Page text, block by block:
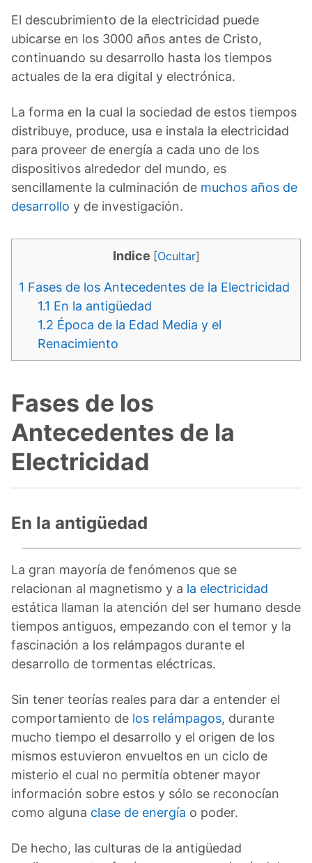
El descubrimiento de la electricidad puede
ubicarse en los 3000 años antes de Cristo,
continuando su desarrollo hasta los tiempos
actuales de la era digital y electrónica.
La forma en la cual la sociedad de estos tiempos
distribuye, produce, usa e instala la electricidad
para proveer de energía a cada uno de los
dispositivos alrededor del mundo, es
sencillamente la culminación de muchos años de
desarrollo y de investigación.
Indice [Ocultar]
1 Fases de los Antecedentes de la Electricidad
1.1 En la antigüedad
1.2 Época de la Edad Media y el
Renacimiento
Fases de los
Antecedentes de la
Electricidad
En la antigüedad
La gran mayoría de fenómenos que se
relacionan al magnetismo y a la electricidad
estática llaman la atención del ser humano desde
tiempos antiguos, empezando con el temor y la
fascinación a los relámpagos durante el
desarrollo de tormentas eléctricas.
Sin tener teorías reales para dar a entender el
comportamiento de los relámpagos, durante
mucho tiempo el desarrollo y el origen de los
mismos estuvieron envueltos en un ciclo de
misterio el cual no permitía obtener mayor
información sobre estos y sólo se reconocían
como alguna clase de energía o poder.
De hecho, las culturas de la antigüedad